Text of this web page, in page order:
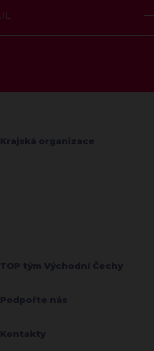
Krajská organizace
TOP tým Východní Čechy
Podpořte nás
Kontakty